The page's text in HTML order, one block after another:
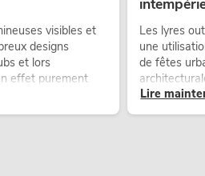
visibles et
designs
et lors
effet purement
de manière
caractère aux
Les lyres
une
de fêtes
Lire